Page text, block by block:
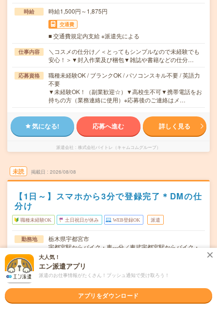
時給 時給1,500円～1,875円
交通費
■ 交通費規定内支給 ※派遣先による
仕事内容
＼コスメの仕分け／＜とってもシンプルなので未経験でも
安心！＞▼封入作業及び梱包▼雑誌や書籍などの仕分…
応募資格
職種未経験OK / ブランクOK / パソコンスキル不要 / 英語力
不要
▼未経験OK！（副業歓迎☆）▼高校生不可▼携帯電話をお
持ちの方（業務連絡に使用）※応募後のご連絡はメ…
気になる! 応募へ進む 詳しく見る
派遣会社 株式会社バイトレ（キャムコムグループ）
未読 掲載日 2026/08/08
【1日～】スマホから3分で登録完了＊DMの仕
分け
職種未経験OK 土日祝日が休み WEB登録OK 派遣
勤務地
栃木県宇都宮市
宇都宮駅からバイク・車---分／東武宇都宮駅からバイク・
車---分／雀宮駅からバイク・車---分／南宇都宮駅からバイ
ク・車---分／岡本(栃木県)駅からバイク・車---分
曜日頻度 月～金のうち、1日～OK！
【1日3時間～も相談OK!】午前中のみや18時以降などのシ
フトあり！シフト例▼9:00～12:00▼…
大人気！
エン派遣アプリ
派遣のお仕事情報がたくさん！プッシュ通知で受け取ろう！
アプリをダウンロード